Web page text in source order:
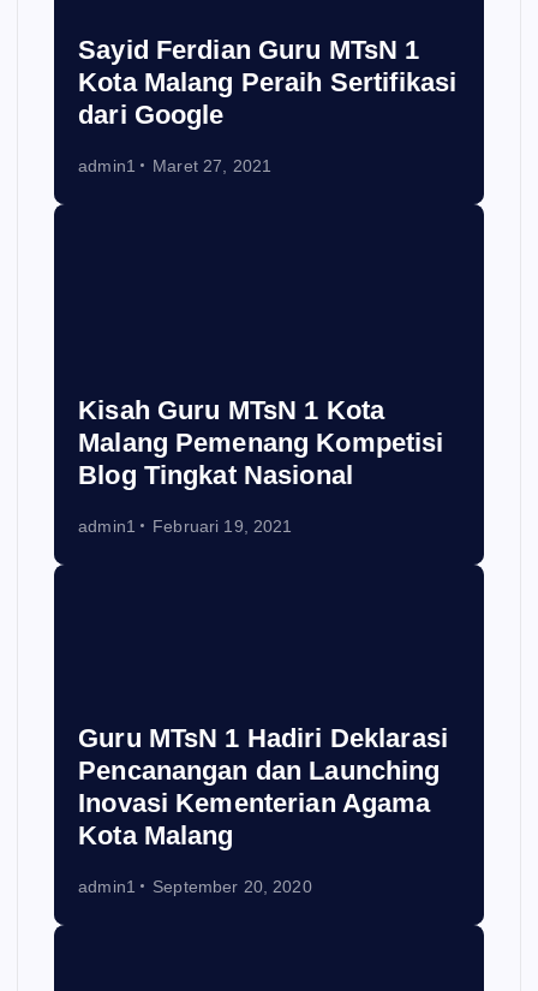
Sayid Ferdian Guru MTsN 1
Kota Malang Peraih Sertifikasi
dari Google
admin1 Maret 27, 2021
Kisah Guru MTsN 1 Kota
Malang Pemenang Kompetisi
Blog Tingkat Nasional
admin1 Februari 19, 2021
Guru MTsN 1 Hadiri Deklarasi
Pencanangan dan Launching
Inovasi Kementerian Agama
Kota Malang
admin1 September 20, 2020